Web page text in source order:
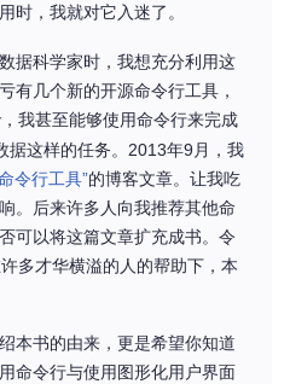
时，我就对它入迷了。
据科学家时，我想充分利用这
有几个新的开源命令行工具，
，我甚至能够使用命令行来完成
据这样的任务。2013年9月，我
令行工具”的博客文章。让我吃
。后来许多人向我推荐其他命
可以将这篇文章扩充成书。令
多才华横溢的人的帮助下，本
本书的由来，更是希望你知道
命令行与使用图形化用户界面